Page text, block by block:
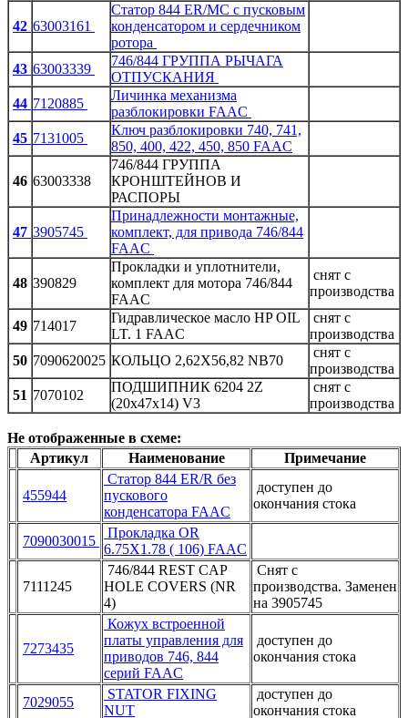
42 63003161
Статор 844 ER/MC с пусковым
конденсатором и сердечником
ротора
43 63003339
746/844 ГРУППА РЫЧАГА
ОТПУСКАНИЯ
44 7120885
Личинка механизма
разблокировки FAAC
45 7131005
Ключ разблокировки 740, 741,
850, 400, 422, 450, 850 FAAC
46 63003338
746/844 ГРУППА
КРОНШТЕЙНОВ И
РАСПОРЫ
47 3905745
Принадлежности монтажные,
комплект, для привода 746/844
FAAC
48 390829
Прокладки и уплотнители,
комплект для мотора 746/844
FAAC
снят с
производства
49 714017
Гидравлическое масло HP OIL
LT. 1 FAAC
снят с
производства
50 7090620025 КОЛЬЦО 2,62X56,82 NB70
снят с
производства
51 7070102
ПОДШИПНИК 6204 2Z
(20x47x14) V3
снят с
производства
Не отображенные в схеме:
Артикул
Наименование Примечание
455944
Статор 844 ER/R без
пускового
конденсатора FAAC
доступен до
окончания стока
7090030015
Прокладка OR
6.75X1.78 ( 106) FAAC
7111245
746/844 REST CAP
HOLE COVERS (NR
4)
Снят с
производства. Заменен
на 3905745
7273435
Кожух встроенной
платы управления для
приводов 746, 844
серий FAAC
доступен до
окончания стока
7029055
STATOR FIXING
NUT
доступен до
окончания стока